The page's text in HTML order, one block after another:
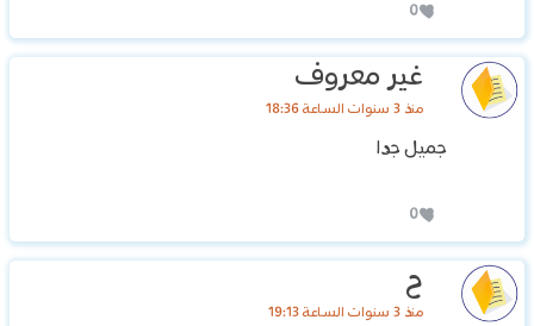
0
غير معروف
منذ 3 سنوات الساعة 18:36
جميل جدا
0
ح
منذ 3 سنوات الساعة 19:13